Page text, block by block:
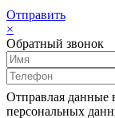
Отправить
×
Обратный звонок
Отправлая данные
персональных